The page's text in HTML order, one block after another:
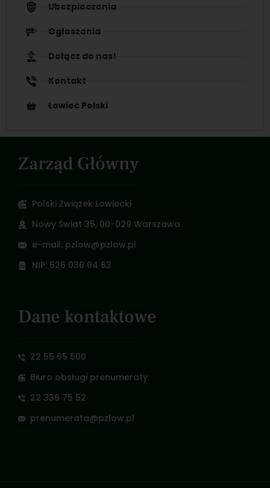
Ubezpieczenia
Ogłoszenia
Dołącz do nas!
Kontakt
Łowiec Polski
Zarząd Główny
Polski Związek Łowiecki
Nowy Świat 35, 00-029 Warszawa
e-mail: pzlow@pzlow.pl
NIP: 526 030 04 63
Dane kontaktowe
22 55 65 500
Biuro obsługi prenumeraty
22 336 75 52
prenumerata@pzlow.pl